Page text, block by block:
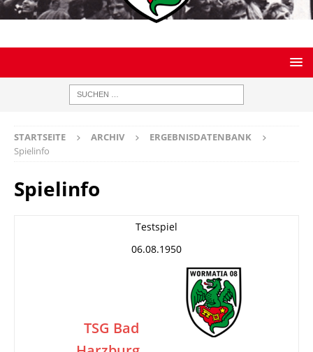
STARTSEITE ARCHIV
ERGEBNISDATENBANK
Spielinfo
Spielinfo
Testspiel
06.08.1950
TSG Bad